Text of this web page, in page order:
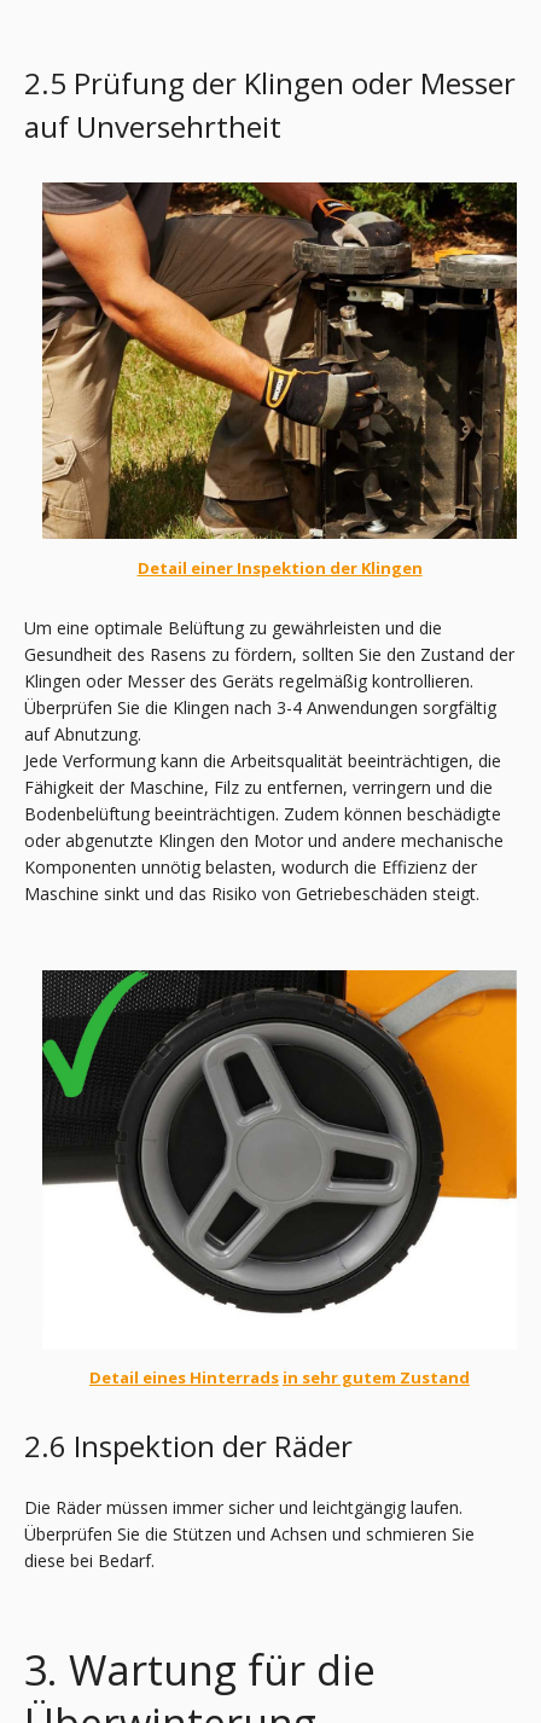
2.5 Prüfung der Klingen oder Messer
auf Unversehrtheit
Detail einer Inspektion der Klingen
Um eine optimale Belüftung zu gewährleisten und die
Gesundheit des Rasens zu fördern, sollten Sie den Zustand der
Klingen oder Messer des Geräts regelmäßig kontrollieren.
Überprüfen Sie die Klingen nach 3-4 Anwendungen sorgfältig
auf Abnutzung.
Jede Verformung kann die Arbeitsqualität beeinträchtigen, die
Fähigkeit der Maschine, Filz zu entfernen, verringern und die
Bodenbelüftung beeinträchtigen. Zudem können beschädigte
oder abgenutzte Klingen den Motor und andere mechanische
Komponenten unnötig belasten, wodurch die Effizienz der
Maschine sinkt und das Risiko von Getriebeschäden steigt.
Detail eines Hinterrads in sehr gutem Zustand
2.6 Inspektion der Räder
Die Räder müssen immer sicher und leichtgängig laufen.
Überprüfen Sie die Stützen und Achsen und schmieren Sie
diese bei Bedarf.
3. Wartung für die